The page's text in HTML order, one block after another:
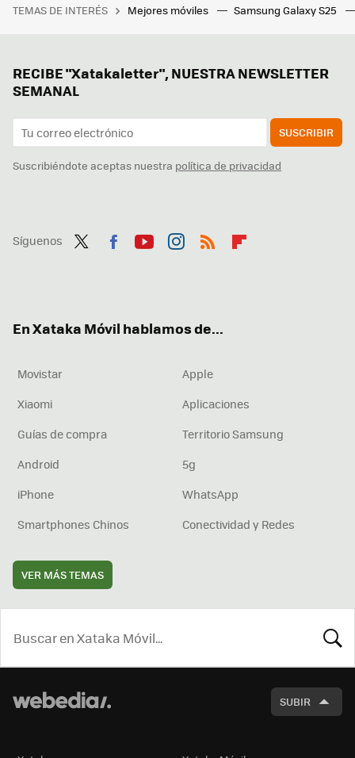
TEMAS DE INTERÉS Mejores móviles Samsung Galaxy S25
RECIBE "Xatakaletter", NUESTRA NEWSLETTER
SEMANAL
SUSCRIBIR
Suscribiéndote aceptas nuestra política de privacidad
Síguenos
En Xataka Móvil hablamos de...
Movistar
Apple
Xiaomi
Aplicaciones
Guías de compra
Territorio Samsung
Android
5g
iPhone
WhatsApp
Smartphones Chinos
Conectividad y Redes
VER MÁS TEMAS
SUBIR